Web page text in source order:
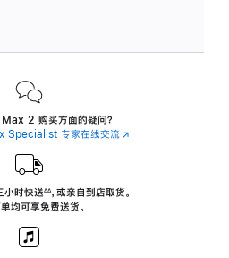
2 购买方面的疑问？
Specialist 专家在线交流(在
中
小时快送∆∆， 或亲自到店取货。
均可享免费送货。